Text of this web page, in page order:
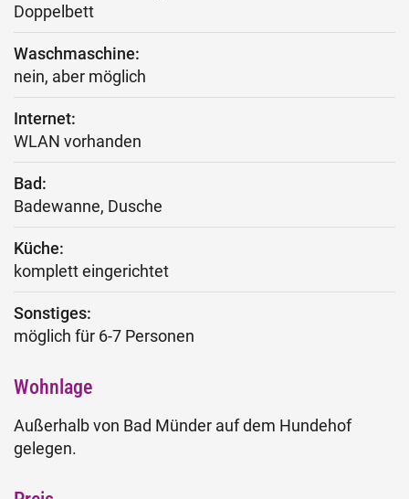
Doppelbett
Waschmaschine:
nein, aber möglich
Internet:
WLAN vorhanden
Bad:
Badewanne, Dusche
Küche:
komplett eingerichtet
Sonstiges:
möglich für 6-7 Personen
Wohnlage
Außerhalb von Bad Münder auf dem Hundehof
gelegen.